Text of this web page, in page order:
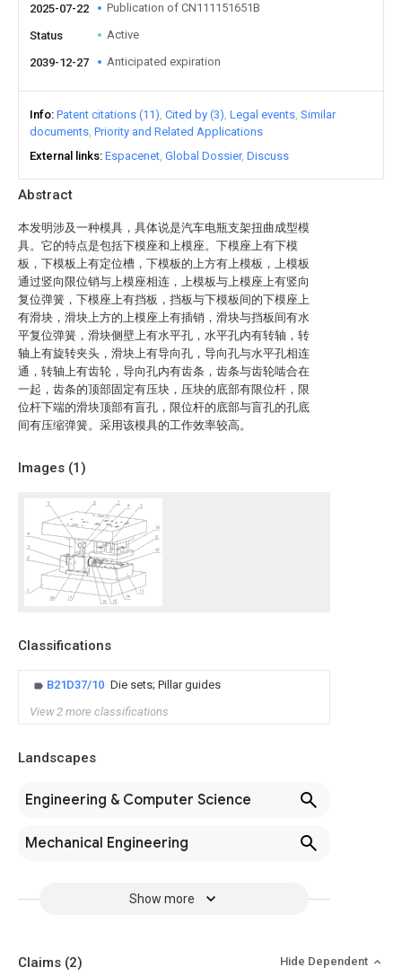
Abstract
本发明涉及一种模具，具体说是汽车电瓶支架扭曲成型模
具。它的特点是包括下模座和上模座。下模座上有下模
板，下模板上有定位槽，下模板的上方有上模板，上模板
通过竖向限位销与上模座相连，上模板与上模座上有竖向
复位弹簧，下模座上有挡板，挡板与下模板间的下模座上
有滑块，滑块上方的上模座上有插销，滑块与挡板间有水
平复位弹簧，滑块侧壁上有水平孔，水平孔内有转轴，转
轴上有旋转夹头，滑块上有导向孔，导向孔与水平孔相连
通，转轴上有齿轮，导向孔内有齿条，齿条与齿轮啮合在
一起，齿条的顶部固定有压块，压块的底部有限位杆，限
位杆下端的滑块顶部有盲孔，限位杆的底部与盲孔的孔底
间有压缩弹簧。采用该模具的工作效率较高。
Images (1)
Classifications
B21D37/10 Die sets; Pillar guides
View 2 more classifications
Landscapes
Engineering & Computer Science
Mechanical Engineering
Show more
2025-07-22 Publication of CN111151651B
Status Active
2039-12-27 Anticipated expiration
Info Patent citations (11) Cited by (3) Legal events Similar
documents Priority and Related Applications
External links Espacenet Global Dossier Discuss
Claims (2) Hide Dependent